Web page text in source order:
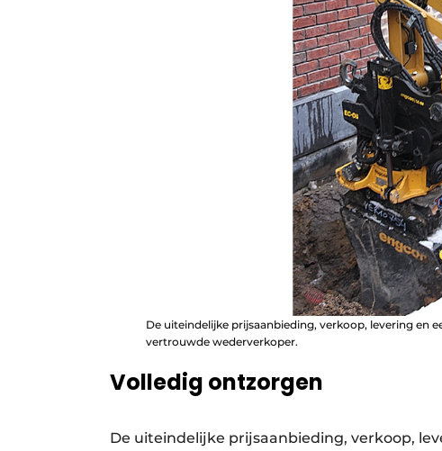
De uiteindelijke prijsaanbieding, verkoop, levering en
vertrouwde wederverkoper.
Volledig ontzorgen
De uiteindelijke prijsaanbieding, verkoop,